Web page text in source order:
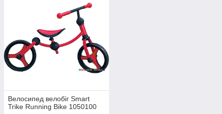
Велосипед велобіг Smart
Trike Running Bike 1050100